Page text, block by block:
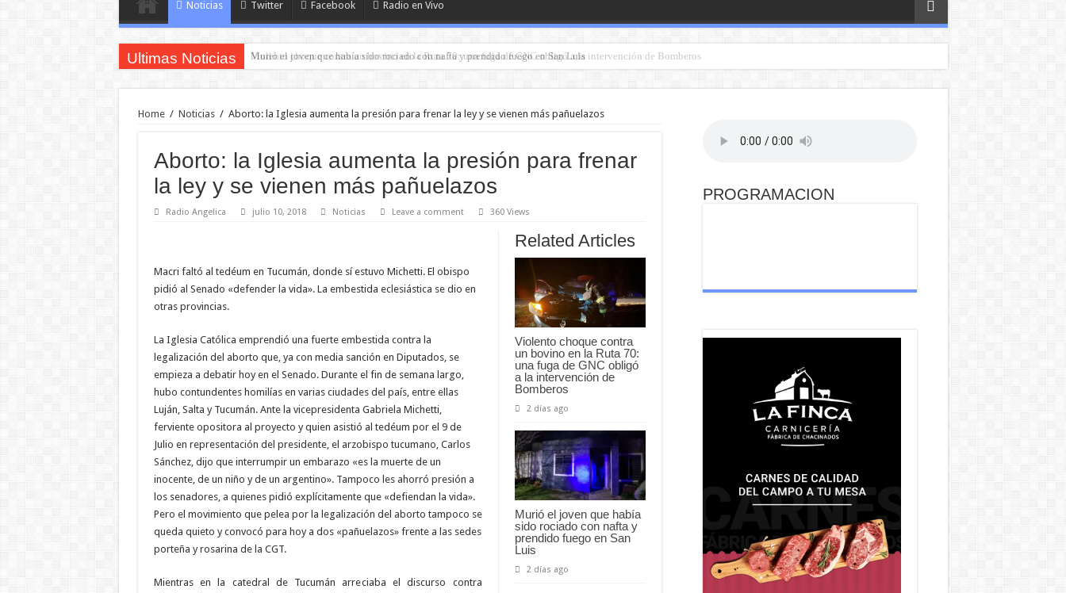
Noticias Twitter Facebook Radio en Vivo
Ultimas Noticias Murió el joven que había sido rociado con nafta y prendido fuego en San Luis
Home / Noticias / Aborto: la Iglesia aumenta la presión para frenar la ley y se vienen más pañuelazos
Aborto: la Iglesia aumenta la presión para frenar
la ley y se vienen más pañuelazos
Radio Angelica julio 10, 2018 Noticias Leave a comment 360 Views
Related Articles
Violento choque contra
un bovino en la Ruta 70:
una fuga de GNC obligó
a la intervención de
Bomberos
2 días ago
Murió el joven que había
sido rociado con nafta y
prendido fuego en San
Luis
2 días ago
Macri faltó al tedéum en Tucumán, donde sí estuvo Michetti. El obispo
pidió al Senado «defender la vida». La embestida eclesiástica se dio en
otras provincias.
La Iglesia Católica emprendió una fuerte embestida contra la
legalización del aborto que, ya con media sanción en Diputados, se
empieza a debatir hoy en el Senado. Durante el fin de semana largo,
hubo contundentes homilías en varias ciudades del país, entre ellas
Luján, Salta y Tucumán. Ante la vicepresidenta Gabriela Michetti,
ferviente opositora al proyecto y quien asistió al tedéum por el 9 de
Julio en representación del presidente, el arzobispo tucumano, Carlos
Sánchez, dijo que interrumpir un embarazo «es la muerte de un
inocente, de un niño y de un argentino». Tampoco les ahorró presión a
los senadores, a quienes pidió explícitamente que «defiendan la vida».
Pero el movimiento que pelea por la legalización del aborto tampoco se
queda quieto y convocó para hoy a dos «pañuelazos» frente a las sedes
porteña y rosarina de la CGT.
Mientras en la catedral de Tucumán arreciaba el discurso contra
PROGRAMACION